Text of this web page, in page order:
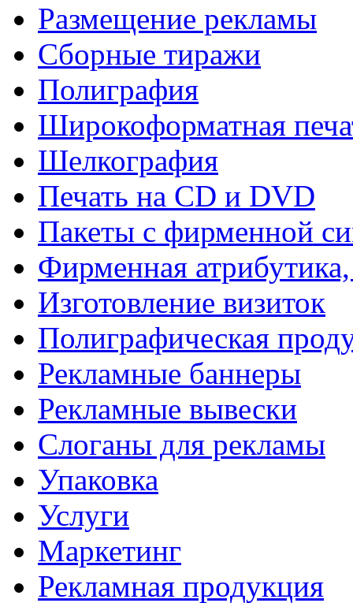
Размещение рекламы
Сборные тиражи
Полиграфия
Широкоформатная
Шелкография
Печать на СD и DVD
Пакеты с фирменной
Фирменная
Изготовление визиток
Полиграфическая
Рекламные баннеры
Рекламные вывески
Слоганы для рекламы
Упаковка
Услуги
Маркетинг
Рекламная продукция